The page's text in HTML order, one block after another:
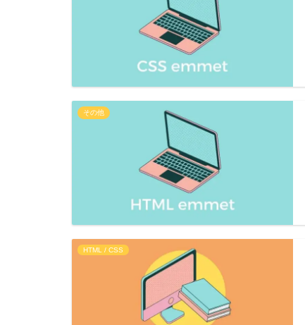
その他
HTML / CSS